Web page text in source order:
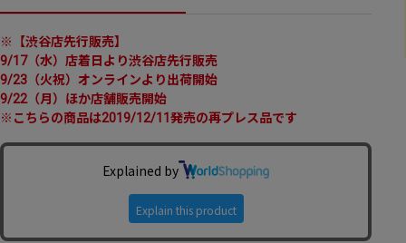
※【渋谷店先行販売】
9/17（水）店着日より渋谷店先行販売
9/23（火祝）オンラインより出荷開始
9/22（月）ほか店舗販売開始
※こちらの商品は2019/12/11発売の再プレス品です